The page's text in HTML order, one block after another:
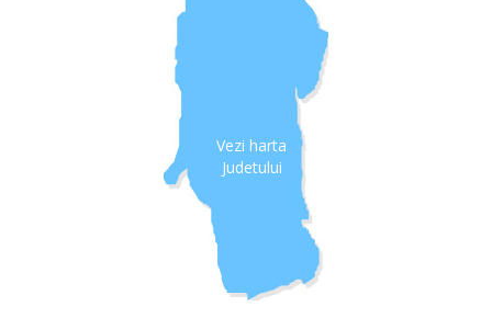
Vezi harta
Judetului